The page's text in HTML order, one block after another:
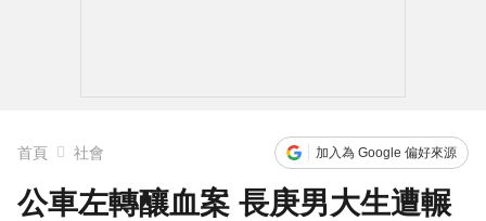
首頁 社會 加入為 Google 偏好來源
公車左轉釀血案 長庚男大生遭輾